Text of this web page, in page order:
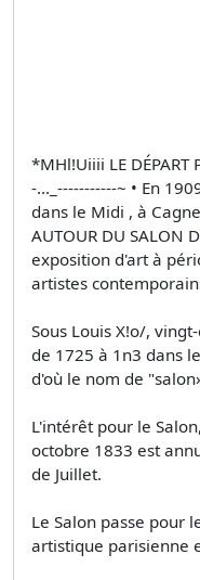
*MHl!Uiiii LE DÉPART
-..._-----------~ • En
dans le Midi , à
AUTOUR DU SALON
exposition d'art à
artistes
Sous Louis X!o/,
de 1725 à 1n3 dans
d'où le nom de
L'intérêt pour le
octobre 1833 est
de Juillet.
Le Salon passe pour
artistique parisienne